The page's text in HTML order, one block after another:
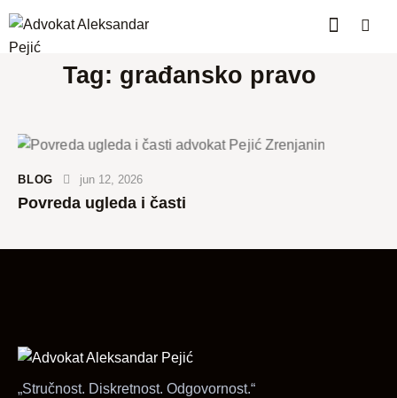
Tag: građansko pravo
BLOG jun 12, 2026
Povreda ugleda i časti
„Stručnost. Diskretnost. Odgovornost.“